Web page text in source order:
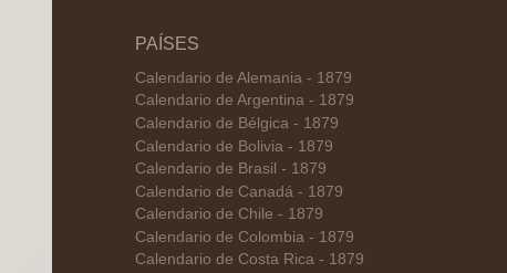
PAÍSES
Calendario de Alemania - 1879
Calendario de Argentina - 1879
Calendario de Bélgica - 1879
Calendario de Bolivia - 1879
Calendario de Brasil - 1879
Calendario de Canadá - 1879
Calendario de Chile - 1879
Calendario de Colombia - 1879
Calendario de Costa Rica - 1879